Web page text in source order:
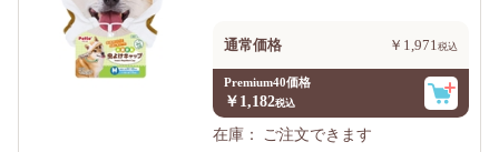
通常価格 ￥1,971
Premium40価格
￥1,182
在庫：
ご注文できます